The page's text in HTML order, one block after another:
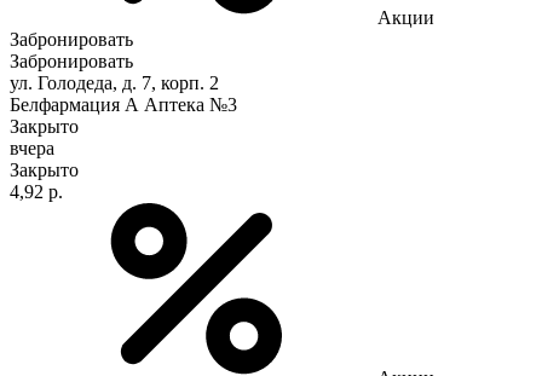
Акции
Забронировать
Забронировать
ул. Голодеда, д. 7, корп. 2
Белфармация А Аптека №3
Закрыто
вчера
Закрыто
4,92 р.